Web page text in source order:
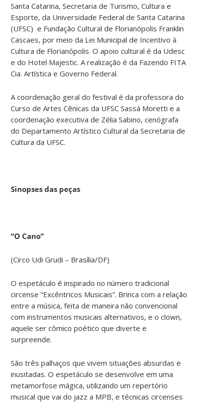
Santa Catarina, Secretaria de Turismo, Cultura e
Esporte, da Universidade Federal de Santa Catarina
(UFSC) e Fundação Cultural de Florianópolis Franklin
Cascaes, por meio da Lei Municipal de Incentivo à
Cultura de Florianópolis. O apoio cultural é da Udesc
e do Hotel Majestic. A realização é da Fazendo FITA
Cia. Artística e Governo Federal.
A coordenação geral do festival é da professora do
Curso de Artes Cênicas da UFSC Sassá Moretti e a
coordenação executiva de Zélia Sabino, cenógrafa
do Departamento Artístico Cultural da Secretaria de
Cultura da UFSC.
Sinopses das peças
“O Cano”
(Circo Udi Grudi – Brasília/DF)
O espetáculo é inspirado no número tradicional
circense “Excêntricos Musicais”. Brinca com a relação
entre a música, feita de maneira não convencional
com instrumentos musicais alternativos, e o clown,
aquele ser cômico poético que diverte e
surpreende.
São três palhaços que vivem situações absurdas e
inusitadas. O espetáculo se desenvolve em uma
metamorfose mágica, utilizando um repertório
musical que vai do jazz a MPB, e técnicas circenses